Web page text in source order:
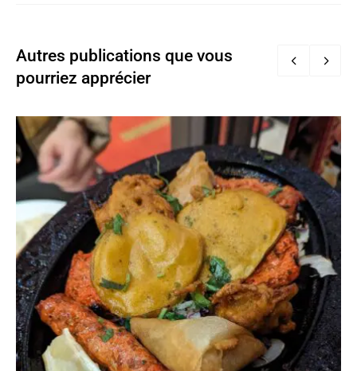
Autres publications que vous
pourriez apprécier